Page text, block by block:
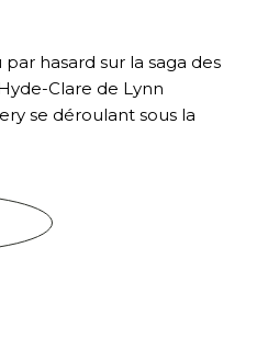
hasard sur la saga des
Clare de Lynn
se déroulant sous la